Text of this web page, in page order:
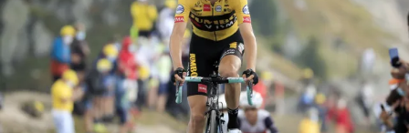
Basketbal
Biatlon
Boby a skeleton
Historické návraty
Aplikace ČT sport
AZ kvíz